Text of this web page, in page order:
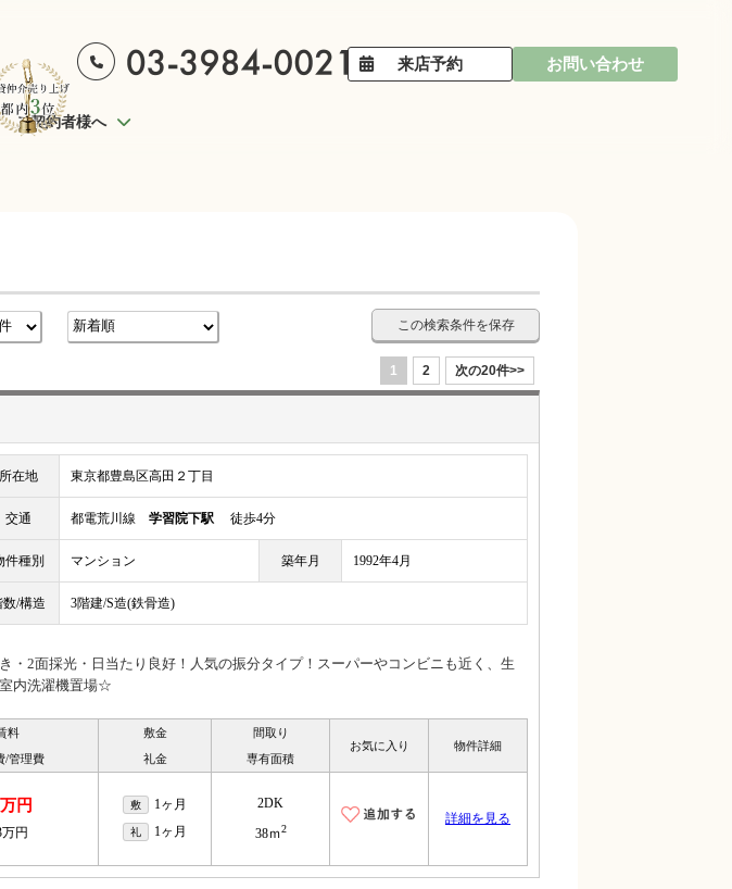
来店予約 お問い合わせ
ご契約者様へ
この検索条件を保存
1 2 次の20件>>
所在地 東京都豊島区高田２丁目
交通 都電荒川線 学習院下駅 徒歩4分
件種別 マンション 築年月 1992年4月
数/構造 3階建/S造(鉄骨造)
・2面採光・日当たり良好！人気の振分タイプ！スーパーやコンビニも近く、生
内洗濯機置場☆
料
/管理費
敷金
礼金
間取り
専有面積
お気に入り 物件詳細
円
円
敷 1ヶ月
礼 1ヶ月
2DK
38ｍ2
詳細を見る